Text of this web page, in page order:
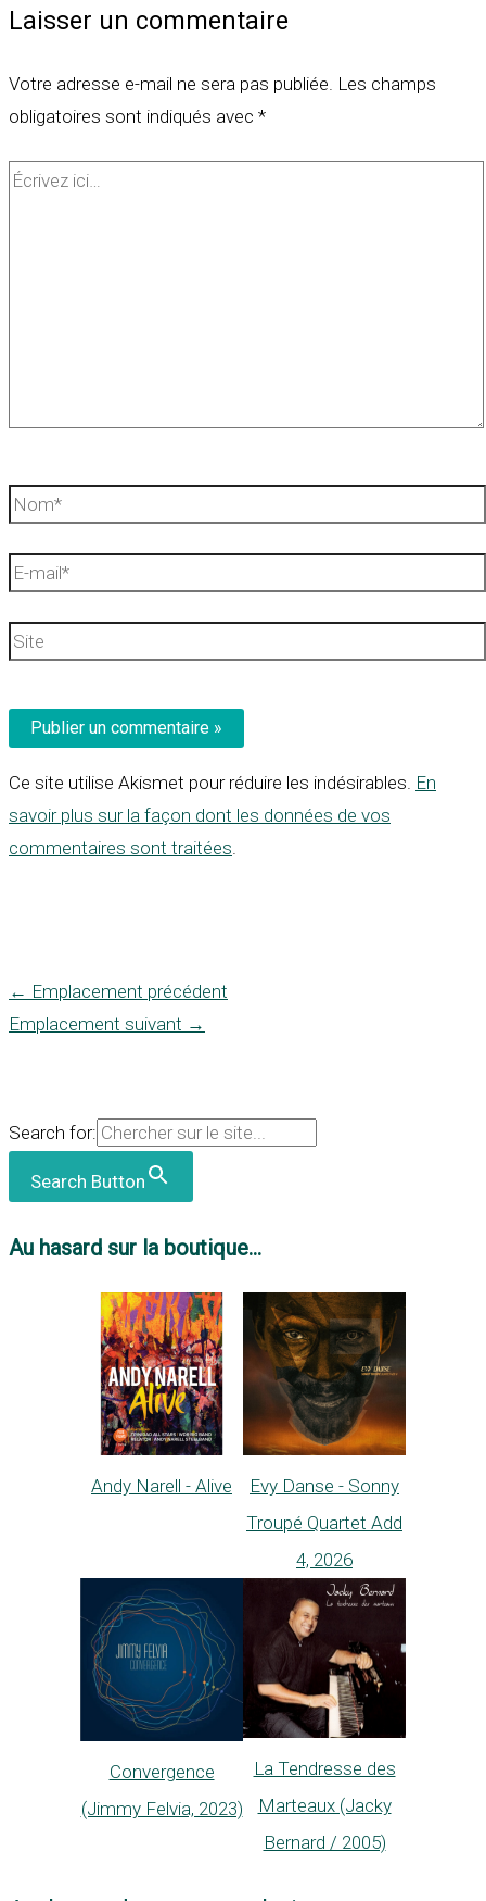
Laisser un commentaire
Votre adresse e-mail ne sera pas publiée. Les champs
obligatoires sont indiqués avec *
Écrivez
Nom*
E-
Site
Ce site utilise Akismet pour réduire les indésirables. En
savoir plus sur la façon dont les données de vos
commentaires sont traitées.
← Emplacement précédent
Emplacement suivant →
Search for:
Search Button
Au hasard sur la boutique...
Andy Narell - Alive
Evy Danse - Sonny
Troupé Quartet Add
4, 2026
Convergence
(Jimmy Felvia, 2023)
La Tendresse des
Marteaux (Jacky
Bernard / 2005)